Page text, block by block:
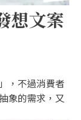
想文案
，不過消費者
象的需求，又